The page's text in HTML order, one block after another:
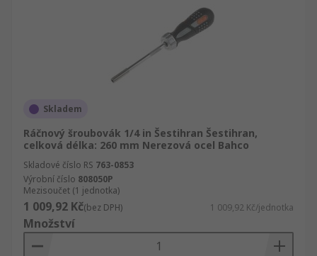
Skladem
Ráčnový šroubovák 1/4 in Šestihran Šestihran,
celková délka: 260 mm Nerezová ocel Bahco
Skladové číslo RS 763-0853
Výrobní číslo 808050P
Mezisoučet (1 jednotka)
1 009,92 Kč(bez DPH) 1 009,92 Kč/jednotka
Množství